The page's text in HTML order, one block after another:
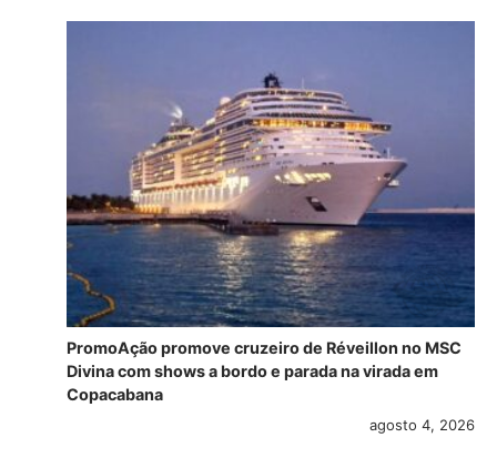
PromoAção promove cruzeiro de Réveillon no MSC
Divina com shows a bordo e parada na virada em
Copacabana
agosto 4, 2026